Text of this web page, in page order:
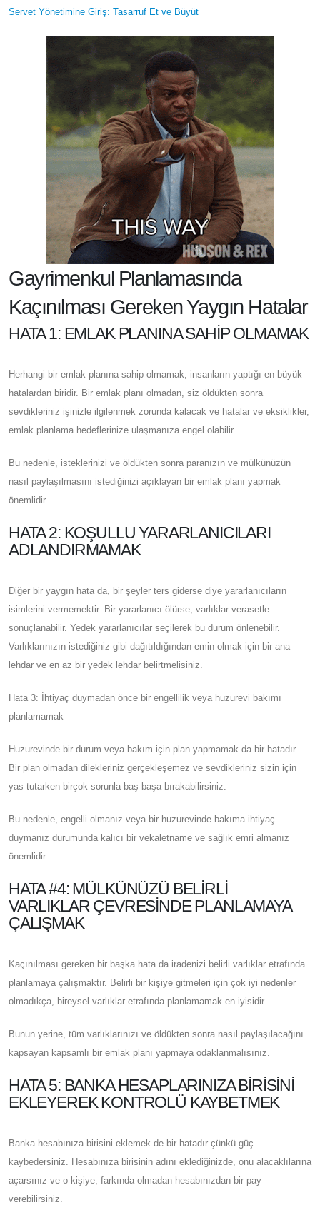
Servet Yönetimine Giriş: Tasarruf Et ve Büyüt
Gayrimenkul Planlamasında
Kaçınılması Gereken Yaygın Hatalar
HATA 1: EMLAK PLANINA SAHIP OLMAMAK
Herhangi bir emlak planına sahip olmamak, insanların yaptığı en büyük
hatalardan biridir. Bir emlak planı olmadan, siz öldükten sonra
sevdikleriniz işinizle ilgilenmek zorunda kalacak ve hatalar ve eksiklikler,
emlak planlama hedeflerinize ulaşmanıza engel olabilir.
Bu nedenle, isteklerinizi ve öldükten sonra paranızın ve mülkünüzün
nasıl paylaşılmasını istediğinizi açıklayan bir emlak planı yapmak
önemlidir.
HATA 2: KOŞULLU YARARLANICILARI
ADLANDIRMAMAK
Diğer bir yaygın hata da, bir şeyler ters giderse diye yararlanıcıların
isimlerini vermemektir. Bir yararlanıcı ölürse, varlıklar verasetle
sonuçlanabilir. Yedek yararlanıcılar seçilerek bu durum önlenebilir.
Varlıklarınızın istediğiniz gibi dağıtıldığından emin olmak için bir ana
lehdar ve en az bir yedek lehdar belirtmelisiniz.
Hata 3: İhtiyaç duymadan önce bir engellilik veya huzurevi bakımı
planlamamak
Huzurevinde bir durum veya bakım için plan yapmamak da bir hatadır.
Bir plan olmadan dilekleriniz gerçekleşemez ve sevdikleriniz sizin için
yas tutarken birçok sorunla baş başa bırakabilirsiniz.
Bu nedenle, engelli olmanız veya bir huzurevinde bakıma ihtiyaç
duymanız durumunda kalıcı bir vekaletname ve sağlık emri almanız
önemlidir.
HATA #4: MÜLKÜNÜZÜ BELIRLI
VARLIKLAR ÇEVRESINDE PLANLAMAYA
ÇALIŞMAK
Kaçınılması gereken bir başka hata da iradenizi belirli varlıklar etrafında
planlamaya çalışmaktır. Belirli bir kişiye gitmeleri için çok iyi nedenler
olmadıkça, bireysel varlıklar etrafında planlamamak en iyisidir.
Bunun yerine, tüm varlıklarınızı ve öldükten sonra nasıl paylaşılacağını
kapsayan kapsamlı bir emlak planı yapmaya odaklanmalısınız.
HATA 5: BANKA HESAPLARINIZA BIRISINI
EKLEYEREK KONTROLÜ KAYBETMEK
Banka hesabınıza birisini eklemek de bir hatadır çünkü güç
kaybedersiniz. Hesabınıza birisinin adını eklediğinizde, onu alacaklılarına
açarsınız ve o kişiye, farkında olmadan hesabınızdan bir pay
verebilirsiniz.